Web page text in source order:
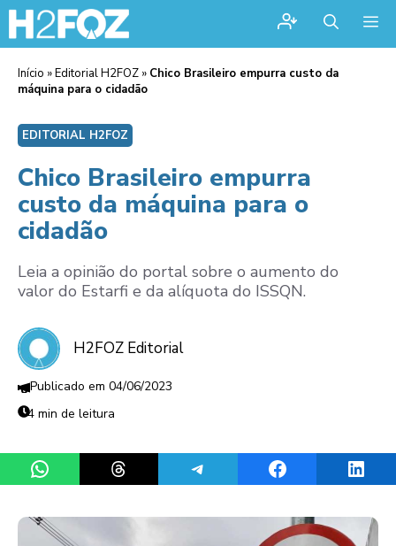
Início »Editorial H2FOZ » Chico Brasileiro empurra custo da
máquina para o cidadão
EDITORIAL H2FOZ
Chico Brasileiro empurra
custo da máquina para o
cidadão
Leia a opinião do portal sobre o aumento do
valor do Estarfi e da alíquota do ISSQN.
H2FOZ Editorial
04/06/2023
4 min de leitura
Share on WhatsAppShare on ThreadsShare on TelegramShare on Facebook